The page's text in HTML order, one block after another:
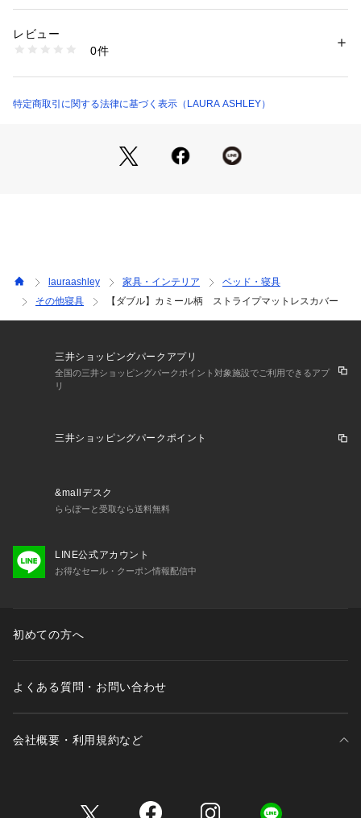
材から、お揃いのプリント生地を使用した巾着に切り替えてお
ります。マットレスカバーを取り出した後、巾着ポーチ等とし
【素材】
画像はシングルサイズ
素材：コットン100％
商品番号：
N99-81131 （ショップ）
レビュー
0件
特定商取引に関する法律に基づく表示（LAURA ASHLEY）
lauraashley 家具・インテリア
ベッド・寝具
その他寝具
【ダブル】カミール柄 ストライプマットレスカバー
三井ショッピングパークアプリ
全国の三井ショッピングパークポイント対象施設でご利用できるアプ
リ
三井ショッピングパークポイント
&mallデスク
ららぽーと受取なら送料無料
LINE公式アカウント
お得なセール・クーポン情報配信中
初めての方へ
よくある質問・お問い合わせ
会社概要・利用規約など